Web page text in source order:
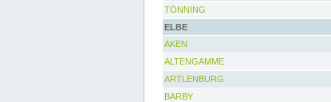
TÖNNING
ELBE
AKEN
ALTENGAMME
ARTLENBURG
BARBY